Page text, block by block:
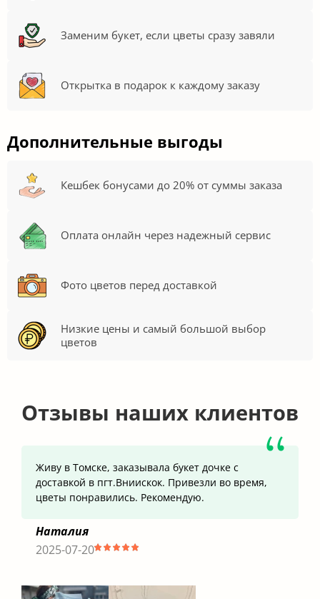
Заменим букет, если цветы сразу завяли
Открытка в подарок к каждому заказу
Дополнительные выгоды
Кешбек бонусами до 20% от суммы заказа
Оплата онлайн через надежный сервис
Фото цветов перед доставкой
Низкие цены и самый большой выбор
цветов
Отзывы наших клиентов
Живу в Томске, заказывала букет дочке с
доставкой в пгт.Вниискок. Привезли во время,
цветы понравились. Рекомендую.
Наталия
2025-07-20